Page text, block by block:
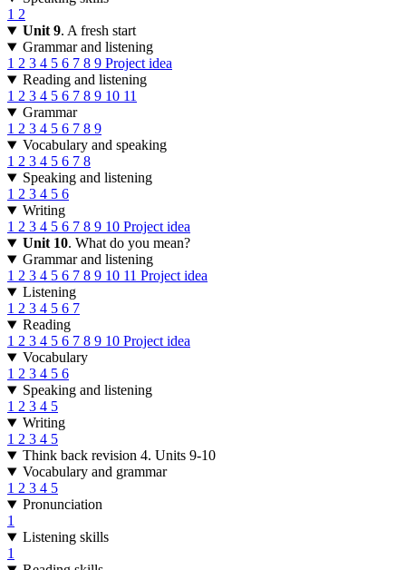
1 2
Unit 9. A fresh start
Grammar and listening
1 2 3 4 5 6 7 8 9 Project idea
Reading and listening
1 2 3 4 5 6 7 8 9 10 11
Grammar
1 2 3 4 5 6 7 8 9
Vocabulary and speaking
1 2 3 4 5 6 7 8
Speaking and listening
1 2 3 4 5 6
Writing
1 2 3 4 5 6 7 8 9 10 Project idea
Unit 10. What do you mean?
Grammar and listening
1 2 3 4 5 6 7 8 9 10 11 Project idea
Listening
1 2 3 4 5 6 7
Reading
1 2 3 4 5 6 7 8 9 10 Project idea
Vocabulary
1 2 3 4 5 6
Speaking and listening
1 2 3 4 5
Writing
1 2 3 4 5
Think back revision 4. Units 9-10
Vocabulary and grammar
1 2 3 4 5
Pronunciation
1
Listening skills
1